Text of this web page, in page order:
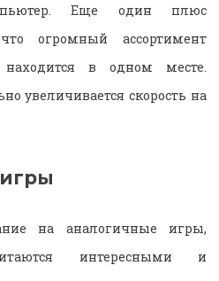
Еще один плюс
огромный ассортимент
в одном месте.
увеличивается скорость на
на аналогичные игры,
интересными и